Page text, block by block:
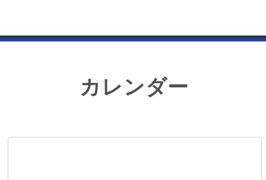
カレンダー